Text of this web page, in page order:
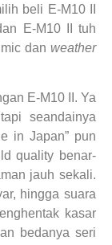
beli E-M10 II
E-M10 II tuh
dan weather
E-M10 II. Ya
seandainya
in Japan” pun
quality benar-
jauh sekali.
hingga suara
kasar
bedanya seri